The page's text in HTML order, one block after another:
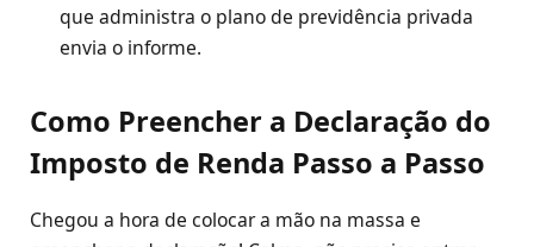
que administra o plano de previdência privada
envia o informe.
Como Preencher a Declaração do
Imposto de Renda Passo a Passo
Chegou a hora de colocar a mão na massa e